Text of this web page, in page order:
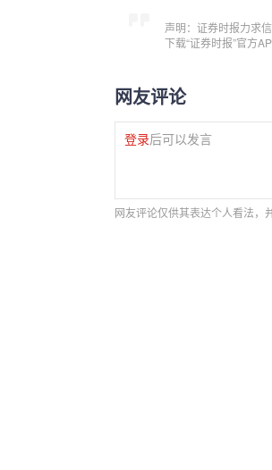
声明：证券时报力求
下载“证券时报”官方
网友评论
登录后可以发言
网友评论仅供其表达个人看法，